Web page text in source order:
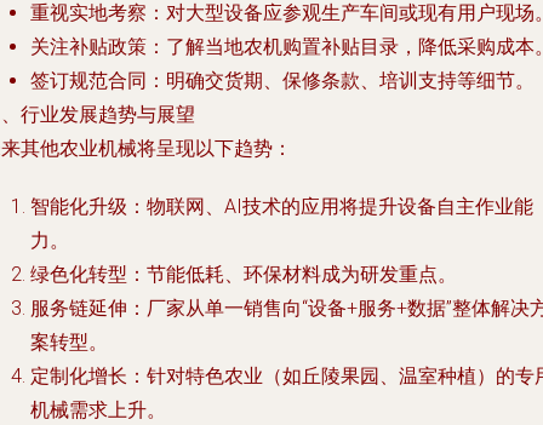
重视实地考察：对大型设备应参观生产车间或现有用户现场
关注补贴政策：了解当地农机购置补贴目录，降低采购成本
签订规范合同：明确交货期、保修条款、培训支持等细节。
行业发展趋势与展望
其他农业机械将呈现以下趋势：
智能化升级：物联网、AI技术的应用将提升设备自主作业能
力。
绿色化转型：节能低耗、环保材料成为研发重点。
服务链延伸：厂家从单一销售向“设备+服务+数据”整体解决
案转型。
定制化增长：针对特色农业（如丘陵果园、温室种植）的专
机械需求上升。